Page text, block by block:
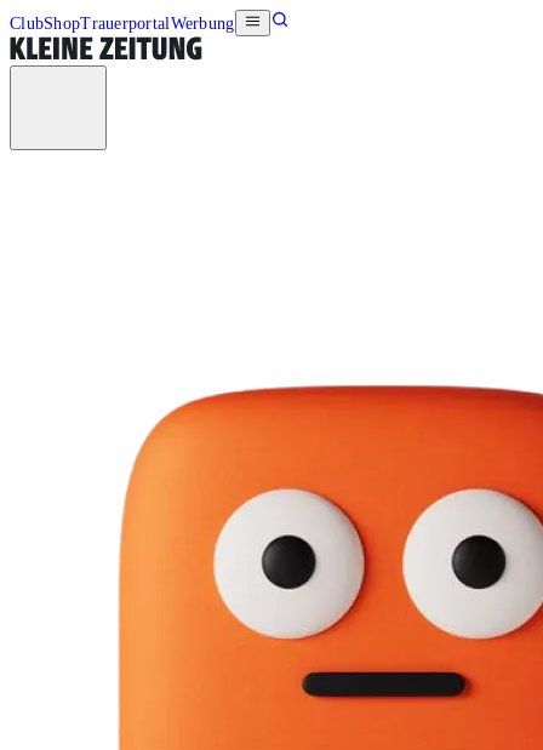
ClubShopTrauerportalWerbung